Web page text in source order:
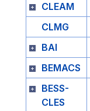
CLEAM
CLMG
BAI
BEMACS
BESS-
CLES